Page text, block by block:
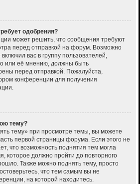
одобрения?
может решить, что сообщения требуют
перед отправкой на форум. Возможно
вас в группу пользователей,
или её мнению, должны быть
перед отправкой. Пожалуйста,
конференции для получения
тему?
тему» при просмотре темы, вы можете
первой страницы форума. Если этого не
что возможность поднятия тем могла
которое должно пройти до повторного
Также можно поднять тему, просто
что тем самым вы не
на которой находитесь.